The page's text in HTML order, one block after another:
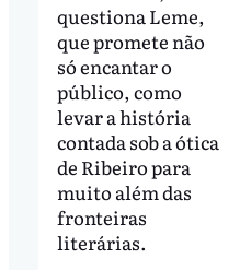
questiona Leme,
que promete não
só encantar o
público, como
levar a história
contada sob a ótica
de Ribeiro para
muito além das
fronteiras
literárias.